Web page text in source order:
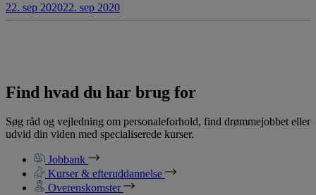
22. sep 202022. sep 2020
Find hvad du har brug for
Søg råd og vejledning om personaleforhold, find drømmejobbet eller
udvid din viden med specialiserede kurser.
Jobbank
Kurser & efteruddannelse
Overenskomster